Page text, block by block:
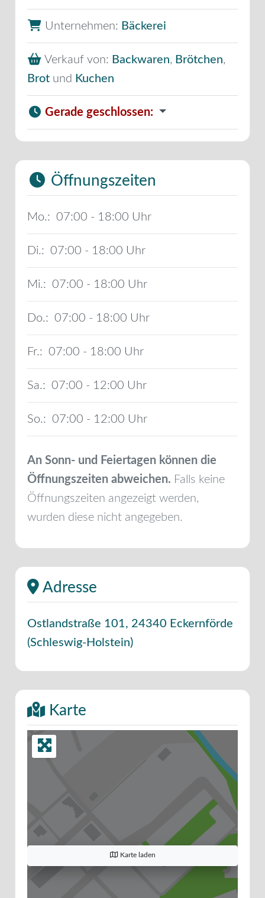
Unternehmen: Bäckerei
Verkauf von: Backwaren, Brötchen,
Brot und Kuchen
Gerade geschlossen:
Öffnungszeiten
Mo.: 07:00 - 18:00
Di.: 07:00 - 18:00
Mi.: 07:00 - 18:00
Do.: 07:00 - 18:00
Fr.: 07:00 - 18:00
Sa.: 07:00 - 12:00
So.: 07:00 - 12:00
An Sonn- und Feiertagen können die
Öffnungszeiten abweichen. Falls keine
Öffnungszeiten angezeigt werden,
wurden diese nicht angegeben.
Adresse
Ostlandstraße 101, 24340 Eckernförde
(Schleswig-Holstein)
Karte
Karte laden